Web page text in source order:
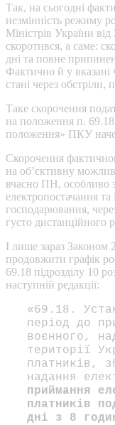
Так, на сьогодні
незмінність режиму
Міністрів України
скоротився, а саме:
дні та повне
Фактично й у вказані
стані через обстріли,
Таке скорочення
на положення п. 69.18
положення» ПКУ
Скорочення
на об’єктивну
вчасно ПН, особливо
електропостачання та
господарювання,
густо дистанційного
І лише зараз Законом
продовжити графік
69.18 підрозділу 10
наступній редакції:
«69.18.
період до
воєнного,
території
платників,
надання
приймання
платників
дні з 8